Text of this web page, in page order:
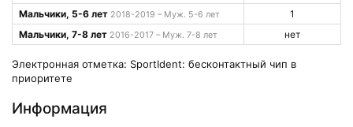
Мальчики, 5-6 лет 2018-2019 – Муж. 5-6 лет
1
Мальчики, 7-8 лет 2016-2017 – Муж. 7-8 лет нет
Электронная отметка: SportIdent: бесконтактный чип в
приоритете
Информация